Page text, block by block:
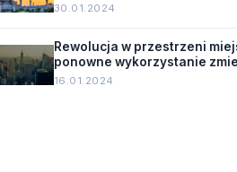
30.01.2024
Rewolucja w przestrzeni
ponowne wykorzystanie
budynków.
16.01.2024